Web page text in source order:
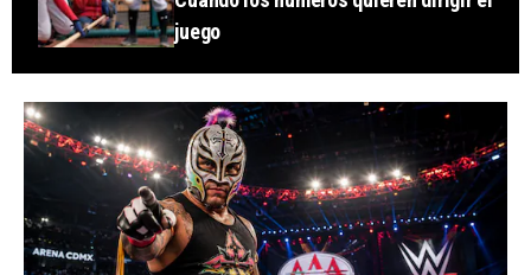
juego